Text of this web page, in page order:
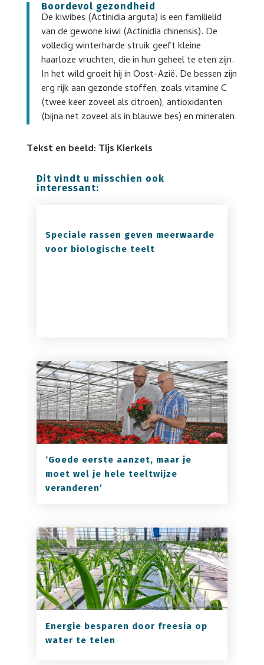
Boordevol gezondheid
De kiwibes (Actinidia arguta) is een familielid
van de gewone kiwi (Actinidia chinensis). De
volledig winterharde struik geeft kleine
haarloze vruchten, die in hun geheel te eten zijn.
In het wild groeit hij in Oost-Azië. De bessen zijn
erg rijk aan gezonde stoffen, zoals vitamine C
(twee keer zoveel als citroen), antioxidanten
(bijna net zoveel als in blauwe bes) en mineralen.
Tekst en beeld: Tijs Kierkels
Dit vindt u misschien ook
interessant:
Speciale rassen geven meerwaarde
voor biologische teelt
‘Goede eerste aanzet, maar je
moet wel je hele teeltwijze
veranderen’
Energie besparen door freesia op
water te telen